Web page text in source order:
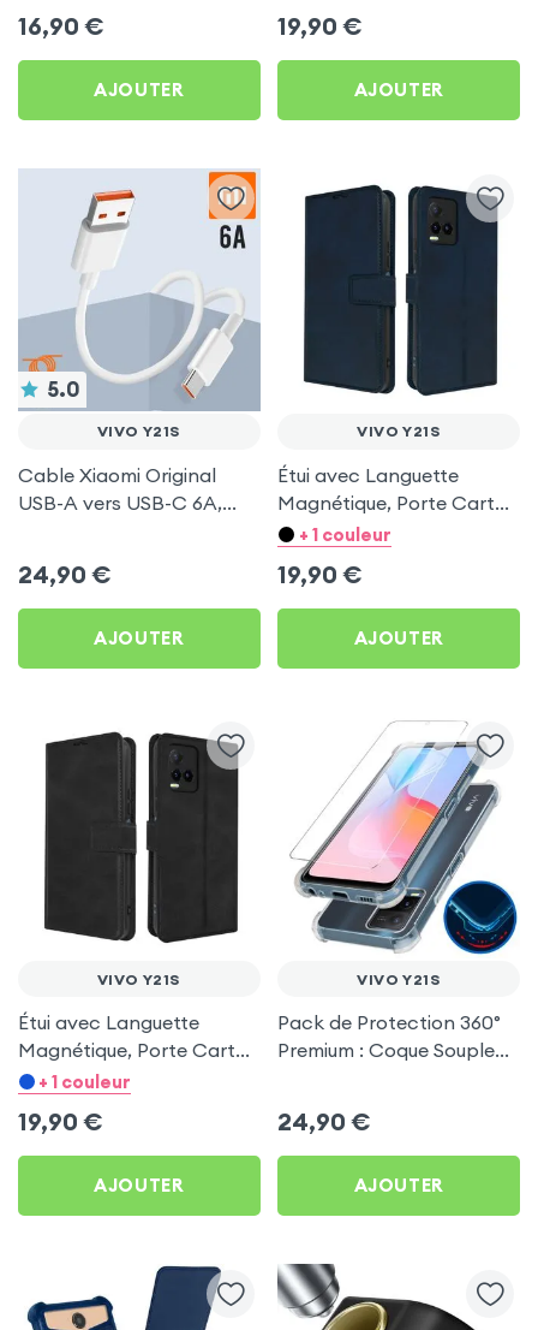
FlexibleGlass Lite 3mk
pour Vivo Y21s
16,90 €
AJOUTER
Noir, Bigben pour Vivo
Y21s
19,90 €
AJOUTER
5.0
VIVO Y21S
Cable Xiaomi Original
USB-A vers USB-C 6A,
pour Vivo Y21s
24,90 €
AJOUTER
VIVO Y21S
Étui avec Languette
Magnétique, Porte Cartes
et Portefeuille, Bleu pour
+ 1 couleur
19,90 €
AJOUTER
VIVO Y21S
Étui avec Languette
Magnétique, Porte Cartes
et Portefeuille, Noir pour
+ 1 couleur
19,90 €
AJOUTER
VIVO Y21S
Pack de Protection 360°
Premium : Coque Souple
Y21s
24,90 €
AJOUTER